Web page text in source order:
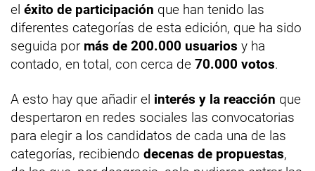
el éxito de participación que han tenido las
diferentes categorías de esta edición, que ha sido
seguida por más de 200.000 usuarios y ha
contado, en total, con cerca de 70.000 votos.
A esto hay que añadir el interés y la reacción que
despertaron en redes sociales las convocatorias
para elegir a los candidatos de cada una de las
categorías, recibiendo decenas de propuestas,